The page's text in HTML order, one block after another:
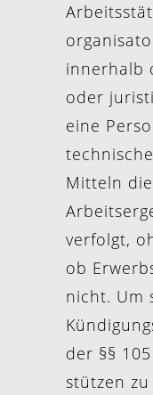
innerhalb
oder
eine
Mitteln
verfolgt,
ob
nicht. Um
der §§
stützen